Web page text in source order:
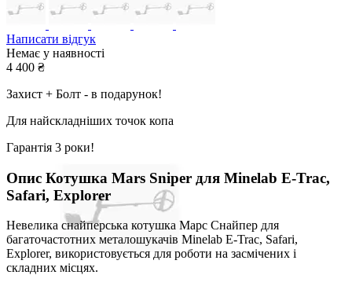
Написати відгук
Немає у наявності
4 400 ₴
Захист + Болт - в подарунок!
Для найскладніших точок копа
Гарантія 3 роки!
Опис Котушка Mars Sniper для Minelab E-Trac,
Safari, Explorer
Невелика снайперська котушка Марс Снайпер для
багаточастотних металошукачів Minelab E-Trac, Safari,
Explorer, використовується для роботи на засмічених і
складних місцях.